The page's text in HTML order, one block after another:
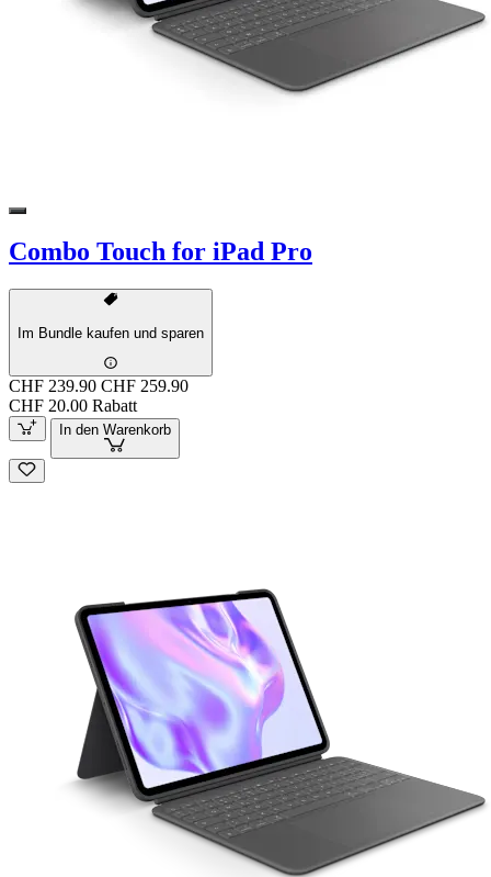
Combo Touch for iPad Pro
Im Bundle kaufen und sparen
CHF 239.90 CHF 259.90
CHF 20.00 Rabatt
In den Warenkorb